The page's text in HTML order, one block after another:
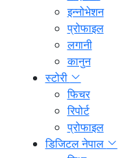
इन्नोभेशन
प्रोफाइल
लगानी
कानुन
स्टोरी
फिचर
रिपोर्ट
प्रोफाइल
डिजिटल नेपाल